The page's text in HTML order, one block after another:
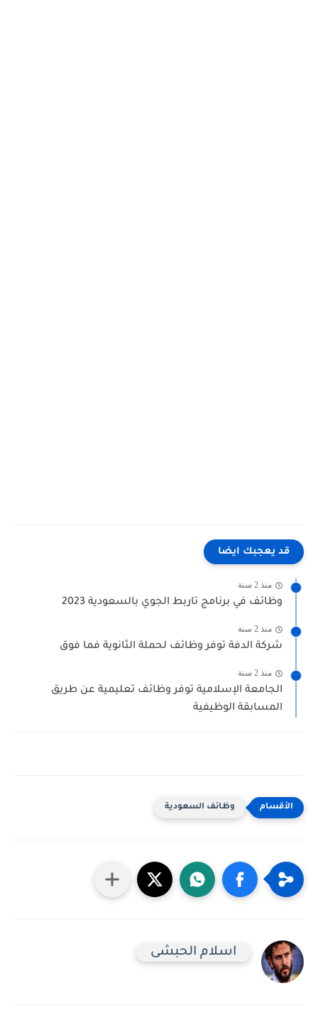
قد يعجبك ايضا
منذ 2 سنة
وظائف في برنامج تاربط الجوي بالسعودية 2023
منذ 2 سنة
شركة الدفة توفر وظائف لحملة الثانوية فما فوق
منذ 2 سنة
الجامعة الإسلامية توفر وظائف تعليمية عن طريق
المسابقة الوظيفية
وظائف السعودية
اسلام الحبشى